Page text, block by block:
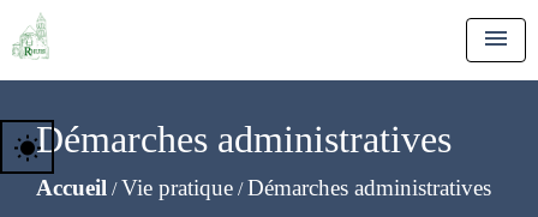
menu
Démarches administratives
Accueil /Vie pratique /Démarches administratives
wb_sunny